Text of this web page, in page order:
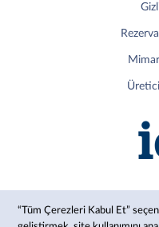
“Tüm Çerezleri Kabul Et”